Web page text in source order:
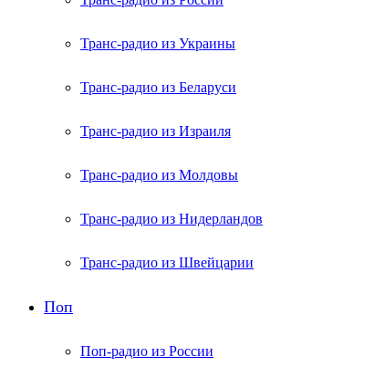
Транс-радио из Украины
Транс-радио из Беларуси
Транс-радио из Израиля
Транс-радио из Молдовы
Транс-радио из Нидерландов
Транс-радио из Швейцарии
Поп
Поп-радио из России